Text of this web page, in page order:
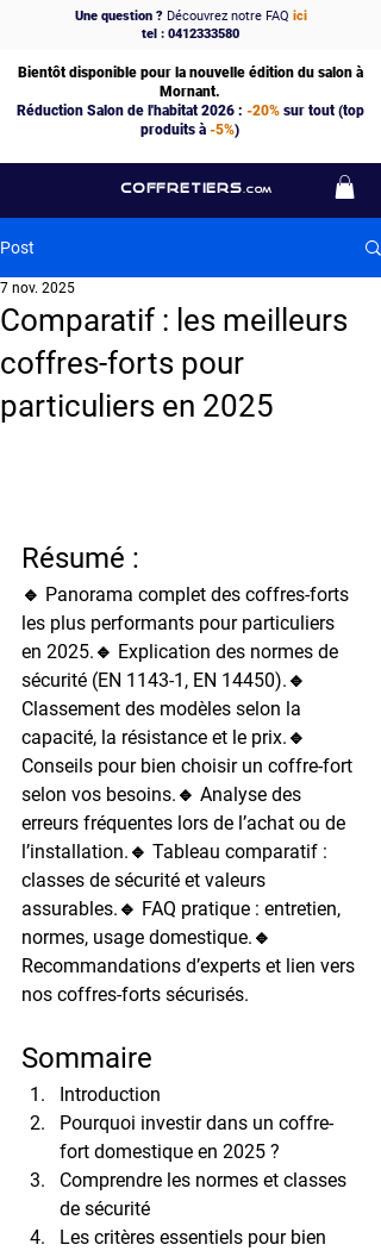
COFFRETIERS .COM
Une question ?Découvrez notre FAQ ici
tel : 0412333580
Bientôt disponible pour la nouvelle édition du salon à
Mornant.
Réduction Salon de l'habitat 2026 : -20%sur tout (top
produits à -5%)
Post
Comparatif : les meilleurs
coffres-forts pour
particuliers en 2025
7 nov. 2025
Résumé :
🔹 Panorama complet des coffres-forts
les plus performants pour particuliers
en 2025.🔹 Explication des normes de
sécurité (EN 1143-1, EN 14450).🔹
Classement des modèles selon la
capacité, la résistance et le prix.🔹
Conseils pour bien choisir un coffre-fort
selon vos besoins.🔹 Analyse des
erreurs fréquentes lors de l’achat ou de
l’installation.🔹 Tableau comparatif :
classes de sécurité et valeurs
assurables.🔹 FAQ pratique : entretien,
normes, usage domestique.🔹
Recommandations d’experts et lien vers
nos coffres-forts sécurisés.
Sommaire
Introduction
Pourquoi investir dans un coffre-
fort domestique en 2025 ?
Comprendre les normes et classes
de sécurité
Les critères essentiels pour bien